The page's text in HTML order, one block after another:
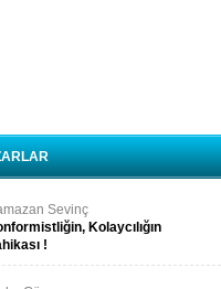
Sevinç
Kolaycılığın
!